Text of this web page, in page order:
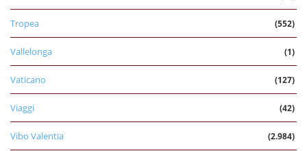
Tropea (552)
Vallelonga (1)
Vaticano (127)
Viaggi (42)
Vibo Valentia (2.984)